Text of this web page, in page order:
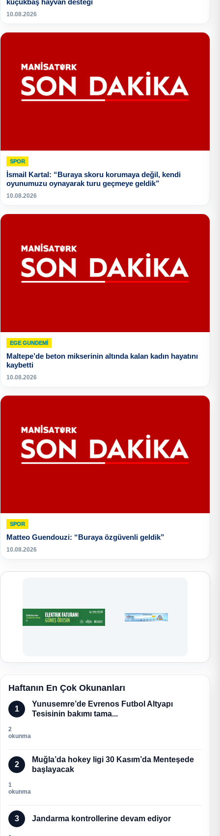
küçükbaş hayvan desteği
10.08.2026
SPOR
İsmail Kartal: “Buraya skoru korumaya değil, kendi
oyunumuzu oynayarak turu geçmeye geldik”
10.08.2026
EGE GUNDEMİ
Maltepe’de beton mikserinin altında kalan kadın hayatını
kaybetti
10.08.2026
SPOR
Matteo Guendouzi: “Buraya özgüvenli geldik”
10.08.2026
Haftanın En Çok Okunanları
1
Yunusemre’de Evrenos Futbol Altyapı
Tesisinin bakımı tama...
2
okunma
2
Muğla’da hokey ligi 30 Kasım’da Menteşede
başlayacak
1
okunma
3 Jandarma kontrollerine devam ediyor